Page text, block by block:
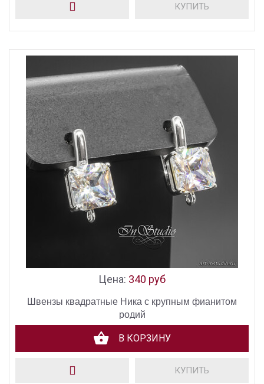
КУПИТЬ
Цена: 340 руб
Швензы квадратные Ника с крупным фианитом
родий
В КОРЗИНУ
КУПИТЬ